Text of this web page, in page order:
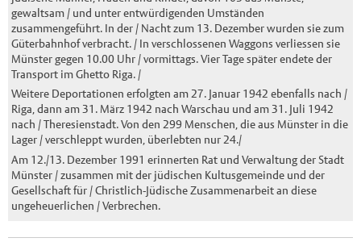
gewaltsam / und unter entwürdigenden Umständen
zusammengeführt. In der / Nacht zum 13. Dezember wurden sie zum
Güterbahnhof verbracht. / In verschlossenen Waggons verliessen sie
Münster gegen 10.00 Uhr / vormittags. Vier Tage später endete der
Transport im Ghetto Riga. /
Weitere Deportationen erfolgten am 27. Januar 1942 ebenfalls nach /
Riga, dann am 31. März 1942 nach Warschau und am 31. Juli 1942
nach / Theresienstadt. Von den 299 Menschen, die aus Münster in die
Lager / verschleppt wurden, überlebten nur 24./
Am 12./13. Dezember 1991 erinnerten Rat und Verwaltung der Stadt
Münster / zusammen mit der jüdischen Kultusgemeinde und der
Gesellschaft für / Christlich-Jüdische Zusammenarbeit an diese
ungeheuerlichen / Verbrechen.